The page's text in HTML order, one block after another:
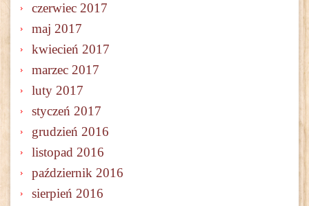
czerwiec 2017
maj 2017
kwiecień 2017
marzec 2017
luty 2017
styczeń 2017
grudzień 2016
listopad 2016
październik 2016
sierpień 2016